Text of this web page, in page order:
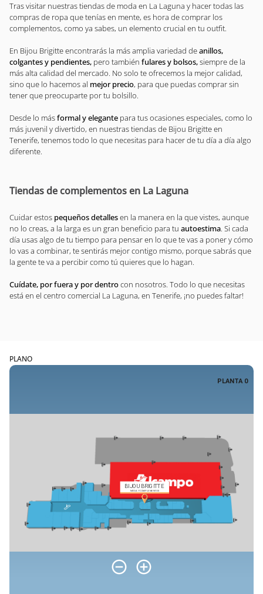
Tras visitar nuestras tiendas de moda en La Laguna y hacer todas las
compras de ropa que tenías en mente, es hora de comprar los
complementos, como ya sabes, un elemento crucial en tu outfit.
En Bijou Brigitte encontrarás la más amplia variedad deanillos,
colgantes y pendientes, pero también fulares y bolsos,siempre de la
más alta calidad del mercado. No solo te ofrecemos la mejor calidad,
sino que lo hacemos al mejor precio, para que puedas comprar sin
tener que preocuparte por tu bolsillo.
Desde lo másformal y elegante para tus ocasiones especiales, como lo
más juvenil y divertido, en nuestras tiendas de Bijou Brigitte en
Tenerife, tenemos todo lo que necesitas para hacer de tu día a día algo
diferente.
Tiendas de complementos en La Laguna
Cuidar estos pequeños detallesen la manera en la que vistes, aunque
no lo creas, a la larga es un gran beneficio para tu autoestima. Si cada
día usas algo de tu tiempo para pensar en lo que te vas a poner y cómo
lo vas a combinar, te sentirás mejor contigo mismo, porque sabrás que
la gente te va a percibir como tú quieres que lo hagan.
Cuídate, por fuera y por dentrocon nosotros. Todo lo que necesitas
está en el centro comercial La Laguna, en Tenerife, ¡no puedes faltar!
PLANO